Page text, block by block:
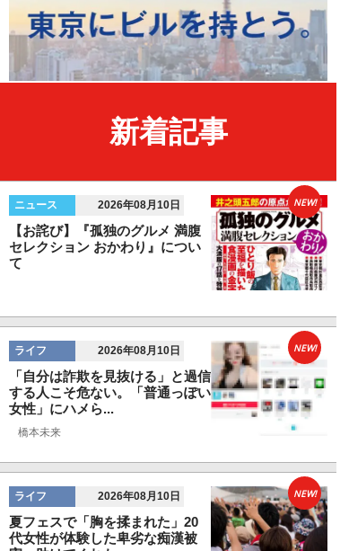
新着記事
ニュース 2026年08月10日
【お詫び】『孤独のグルメ 満腹
セレクション おかわり』につい
て
NEW!
ライフ 2026年08月10日
「自分は詐欺を見抜ける」と過信
する人こそ危ない。「普通っぽい
女性」にハメら...
橋本未来
NEW!
ライフ 2026年08月10日
夏フェスで「胸を揉まれた」20
代女性が体験した卑劣な痴漢被
NEW!